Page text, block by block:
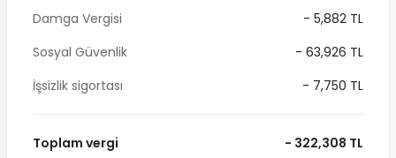
Damga Vergisi
- 5,882 TL
Sosyal Güvenlik
- 63,926 TL
İşsizlik sigortası
- 7,750 TL
Toplam vergi - 322,308 TL